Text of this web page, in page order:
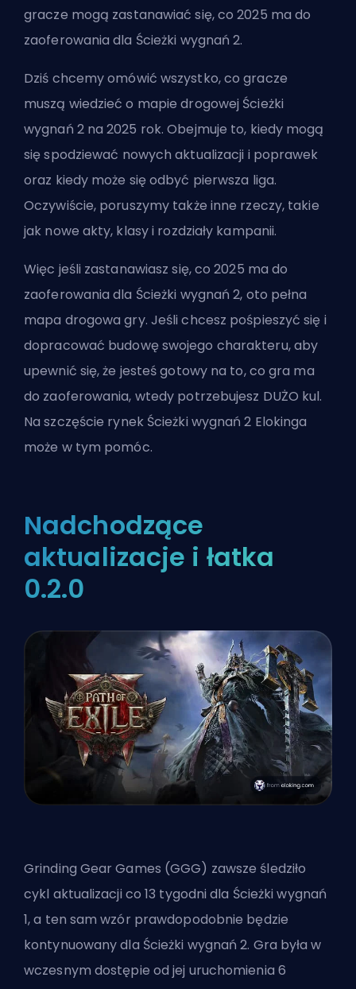
gracze mogą zastanawiać się, co 2025 ma do
zaoferowania dla Ścieżki wygnań 2.
Dziś chcemy omówić wszystko, co gracze
muszą wiedzieć o mapie drogowej Ścieżki
wygnań 2 na 2025 rok. Obejmuje to, kiedy mogą
się spodziewać nowych aktualizacji i poprawek
oraz kiedy może się odbyć pierwsza liga.
Oczywiście, poruszymy także inne rzeczy, takie
jak nowe akty, klasy i rozdziały kampanii.
Więc jeśli zastanawiasz się, co 2025 ma do
zaoferowania dla Ścieżki wygnań 2, oto pełna
mapa drogowa gry. Jeśli chcesz pośpieszyć się i
dopracować budowę swojego charakteru, aby
upewnić się, że jesteś gotowy na to, co gra ma
do zaoferowania, wtedy potrzebujesz DUŻO kul.
Na szczęście rynek Ścieżki wygnań 2 Elokinga
może w tym pomóc.
Nadchodzące
aktualizacje i łatka
0.2.0
Grinding Gear Games (GGG) zawsze śledziło
cykl aktualizacji co 13 tygodni dla Ścieżki wygnań
1, a ten sam wzór prawdopodobnie będzie
kontynuowany dla Ścieżki wygnań 2. Gra była w
wczesnym dostępie od jej uruchomienia 6